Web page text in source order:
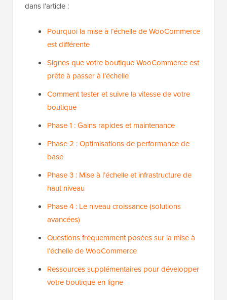
dans l’article :
Pourquoi la mise à l’échelle de WooCommerce
est différente
Signes que votre boutique WooCommerce est
prête à passer à l’échelle
Comment tester et suivre la vitesse de votre
boutique
Phase 1 : Gains rapides et maintenance
Phase 2 : Optimisations de performance de
base
Phase 3 : Mise à l’échelle et infrastructure de
haut niveau
Phase 4 : Le niveau croissance (solutions
avancées)
Questions fréquemment posées sur la mise à
l’échelle de WooCommerce
Ressources supplémentaires pour développer
votre boutique en ligne